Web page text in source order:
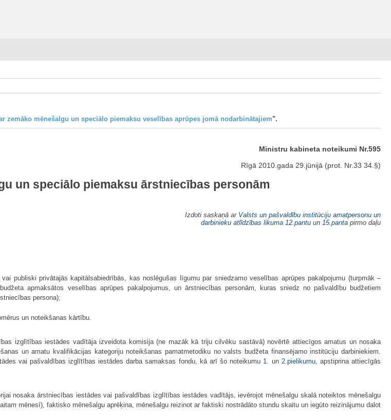
zemāko mēnešalgu un speciālo piemaksu veselības aprūpes jomā nodarbinātajiem".
Ministru kabineta noteikumi Nr.595
Rīgā 2010.gada 29.jūnijā (prot. Nr.33 34.§)
un speciālo piemaksu ārstniecības personām
Izdoti saskaņā ar Valsts un pašvaldību institūciju amatpersonu un
darbinieku atlīdzības likuma 12.pantu un 15.panta pirmo daļu
publiski privātajās kapitālsabiedrībās, kas noslēgušas līgumu par sniedzamo veselības aprūpes pakalpojumu (turpmāk –
apmaksātos veselības aprūpes pakalpojumus, un ārstniecības personām, kuras sniedz no pašvaldību budžetiem
persona);
un noteikšanas kārtību.
izglītības iestādes vadītāja izveidota komisija (ne mazāk kā triju cilvēku sastāvā) novērtē attiecīgos amatus un nosaka
un amatu kvalifikācijas kategoriju noteikšanas pamatmetodiku no valsts budžeta finansējamo institūciju darbiniekiem.
vai pašvaldības izglītības iestādes darba samaksas fondu, kā arī šo noteikumu 1. un 2.pielikumu, apstiprina attiecīgās
nosaka ārstniecības iestādes vai pašvaldības izglītības iestādes vadītājs, ievērojot mēnešalgu skalā noteiktos mēnešalgu
mēnesī), faktisko mēnešalgu aprēķina, mēnešalgu reizinot ar faktiski nostrādāto stundu skaitu un iegūto reizinājumu dalot